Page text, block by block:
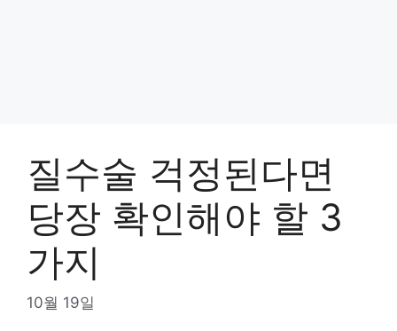
질수술 걱정된다면
당장 확인해야 할 3
가지
10월 19일